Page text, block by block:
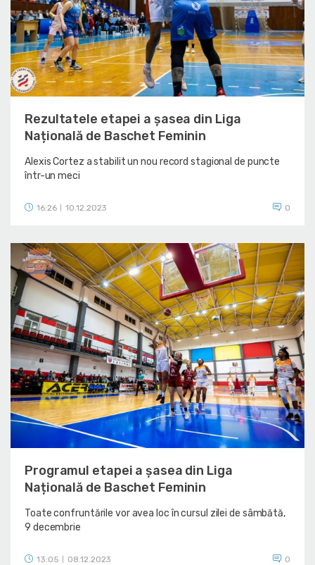
Rezultatele etapei a șasea din Liga
Națională de Baschet Feminin
Alexis Cortez a stabilit un nou record stagional de puncte
într-un meci
16:26 10.12.2023 0
Programul etapei a șasea din Liga
Națională de Baschet Feminin
Toate confruntările vor avea loc în cursul zilei de sâmbătă,
9 decembrie
13:05 08.12.2023 0